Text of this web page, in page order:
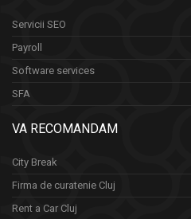
Servicii SEO
Payroll
Software services
SFA
VA RECOMANDAM
City Break
Firma de curatenie Cluj
Rent a Car Cluj